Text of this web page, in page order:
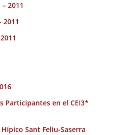
2011
2011
Participantes en el CEI3*
Sant Feliu-Saserra